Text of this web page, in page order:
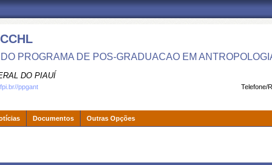
PROGRAMA DE POS-GRADUACAO EM
DO PIAUÍ
Telefone/
ppgant
Documentos Outras Opções